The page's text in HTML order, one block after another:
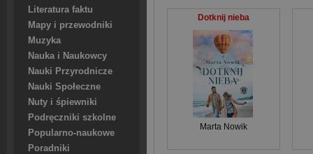
Literatura faktu
Mapy i przewodniki
Muzyka
Nauka i Naukowcy
Nauki Przyrodnicze
Nauki Społeczne
Nuty i śpiewniki
Podręczniki szkolne
Popularno-naukowe
Poradniki
Dotknij nieba
Marta Nowik